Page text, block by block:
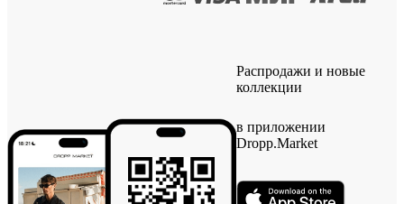
Распродажи и новые
коллекции
в приложении
Dropp.Market